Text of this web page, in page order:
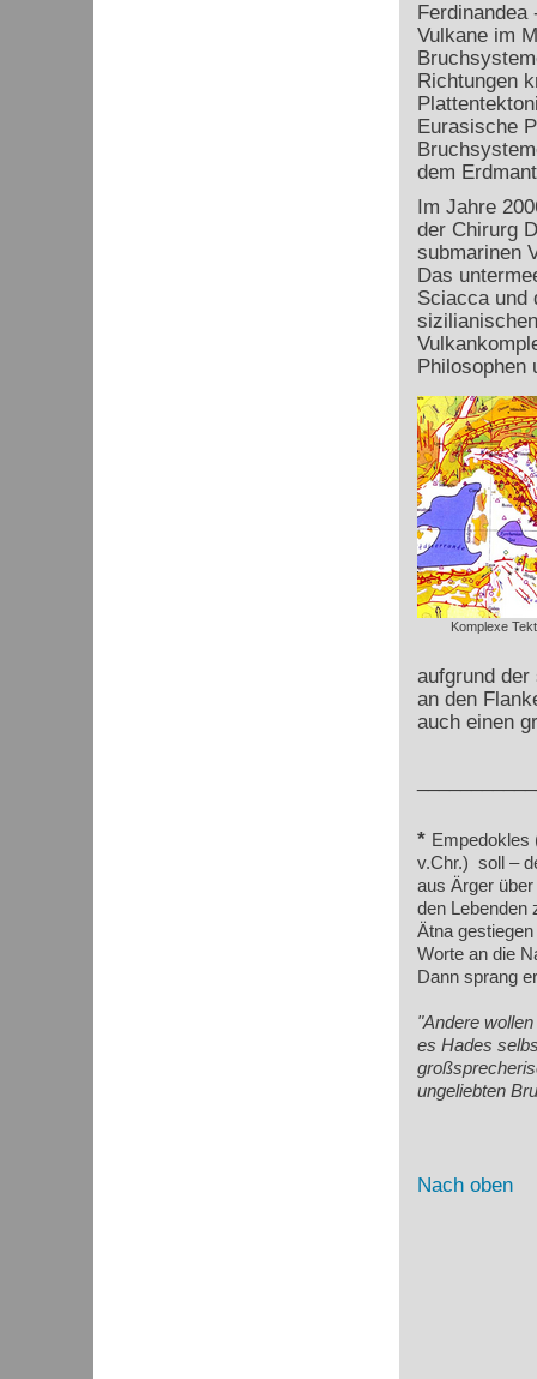
Ferdinandea
Vulkane im
Richtungen
Eurasische
dem
Im Jahre
der Chirurg
submarinen
Das
Sciacca und
Philosophen
Komplexe
aufgrund
an den
auch einen
* Empedokles
v.Chr.) soll –
aus Ärger
den Lebenden
Ätna
Worte an die
Dann sprang
"Andere
es Hades
ungeliebten
Nach oben